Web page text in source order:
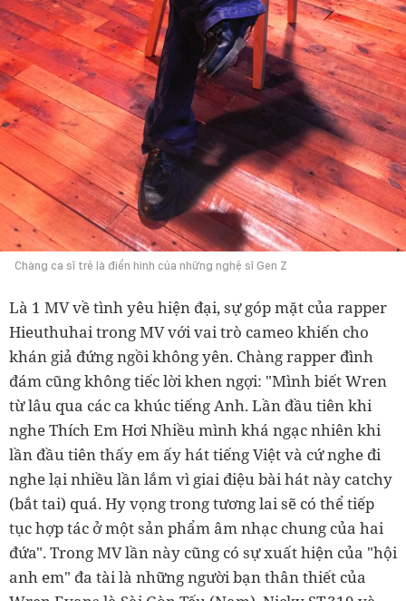
Chàng ca sĩ trẻ là điển hình của những nghệ sĩ Gen Z
Là 1 MV về tình yêu hiện đại, sự góp mặt của rapper
Hieuthuhai trong MV với vai trò cameo khiến cho
khán giả đứng ngồi không yên. Chàng rapper đình
đám cũng không tiếc lời khen ngợi: "Mình biết Wren
từ lâu qua các ca khúc tiếng Anh. Lần đầu tiên khi
nghe Thích Em Hơi Nhiều mình khá ngạc nhiên khi
lần đầu tiên thấy em ấy hát tiếng Việt và cứ nghe đi
nghe lại nhiều lần lắm vì giai điệu bài hát này catchy
(bắt tai) quá. Hy vọng trong tương lai sẽ có thể tiếp
tục hợp tác ở một sản phẩm âm nhạc chung của hai
đứa". Trong MV lần này cũng có sự xuất hiện của "hội
anh em" đa tài là những người bạn thân thiết của